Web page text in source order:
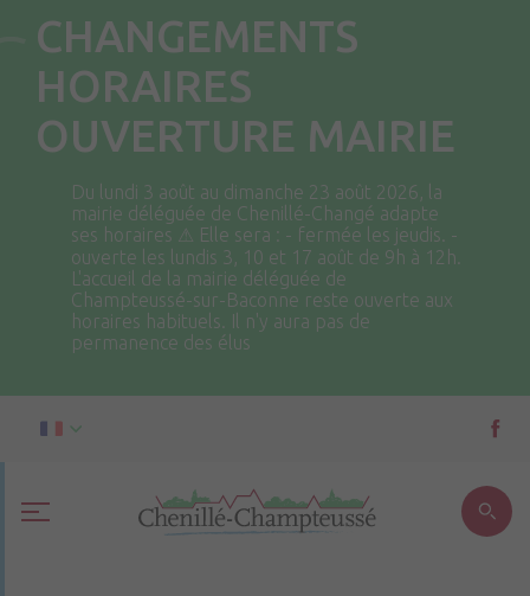
CHANGEMENTS
HORAIRES
OUVERTURE MAIRIE
Du lundi 3 août au dimanche 23 août 2026, la
mairie déléguée de Chenillé-Changé adapte
ses horaires ⚠ Elle sera : - fermée les jeudis. -
ouverte les lundis 3, 10 et 17 août de 9h à 12h.
L'accueil de la mairie déléguée de
Champteussé-sur-Baconne reste ouverte aux
horaires habituels. Il n'y aura pas de
permanence des élus